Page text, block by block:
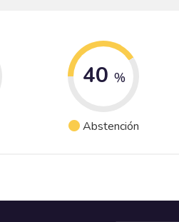
40 %
Abstención